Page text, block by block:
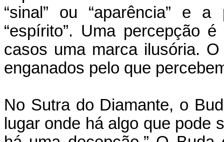
“sinal” ou “aparência” e
“espírito”. Uma percepção
casos uma marca ilusória.
enganados pelo que
No Sutra do Diamante, o
lugar onde há algo que pode